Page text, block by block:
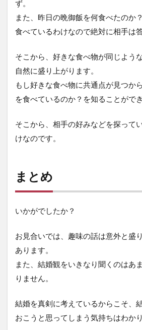
ず。
また、昨日の晩御飯を何食べたのか
食べているわけなので絶対に相手は
そこから、好きな食べ物が同じよう
自然に盛り上がります。
もし好きな食べ物に共通点が見つか
を食べているのか？を知ることができ
そこから、相手の好みなどを探って
けなのです。
まとめ
いかがでしたか？
お見合いでは、趣味の話は意外と盛
あります。
また、結婚観をいきなり聞くのはあ
りません。
結婚を真剣に考えているからこそ、
おこうと思ってしまう気持ちはわか